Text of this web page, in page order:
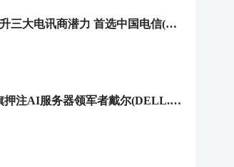
小摩：AI和DeepSeek的崛起提升三大电讯商潜力 首选中国电信(00728)
算力产业链即将再迎催化? 花旗押注AI服务器领军者戴尔(DELL.US)业绩大增 直指AI基建红利